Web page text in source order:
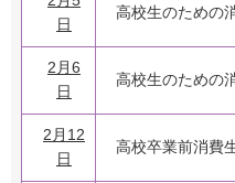
日
高校生のための
2月6
日
高校生のための
2月12
日
高校卒業前消費